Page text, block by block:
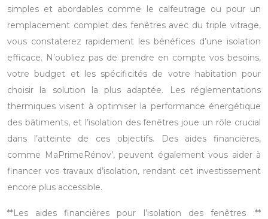
simples et abordables comme le calfeutrage ou pour un
remplacement complet des fenêtres avec du triple vitrage,
vous constaterez rapidement les bénéfices d’une isolation
efficace. N’oubliez pas de prendre en compte vos besoins,
votre budget et les spécificités de votre habitation pour
choisir la solution la plus adaptée. Les réglementations
thermiques visent à optimiser la performance énergétique
des bâtiments, et l’isolation des fenêtres joue un rôle crucial
dans l’atteinte de ces objectifs. Des aides financières,
comme MaPrimeRénov’, peuvent également vous aider à
financer vos travaux d’isolation, rendant cet investissement
encore plus accessible.
**Les aides financières pour l’isolation des fenêtres :**